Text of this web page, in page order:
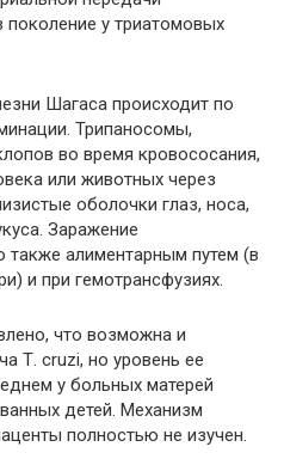
поколение у триатомовых
Шагаса происходит по
Трипаносомы,
во время кровососания,
или животных через
оболочки глаз, носа,
Заражение
алиментарным путем (в
и при гемотрансфузиях.
что возможна и
Т. cruzi, но уровень ее
у больных матерей
детей. Механизм
полностью не изучен.